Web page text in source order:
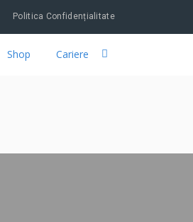
Politica Confidențialitate
Shop Cariere